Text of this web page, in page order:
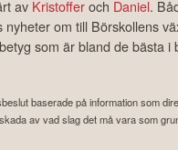
av Kristofferoch Daniel.
om till Börskollens
som är bland de bästa i
baserade på information som
av vad slag det må vara som